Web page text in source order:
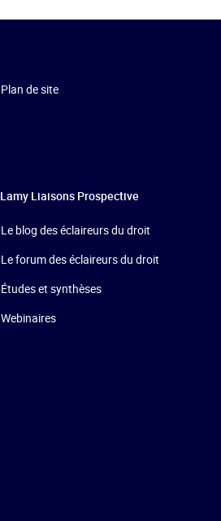
Plan de site
Lamy Liaisons Prospective
Le blog des éclaireurs du droit
Le forum des éclaireurs du droit
Études et synthèses
Webinaires